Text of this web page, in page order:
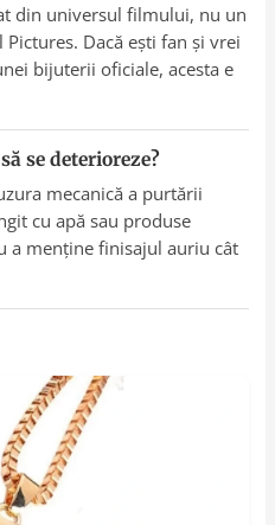
din universul filmului, nu un
Dacă ești fan și vrei
bijuterii oficiale, acesta e
se deterioreze?
mecanică a purtării
cu apă sau produse
a menține finisajul auriu cât